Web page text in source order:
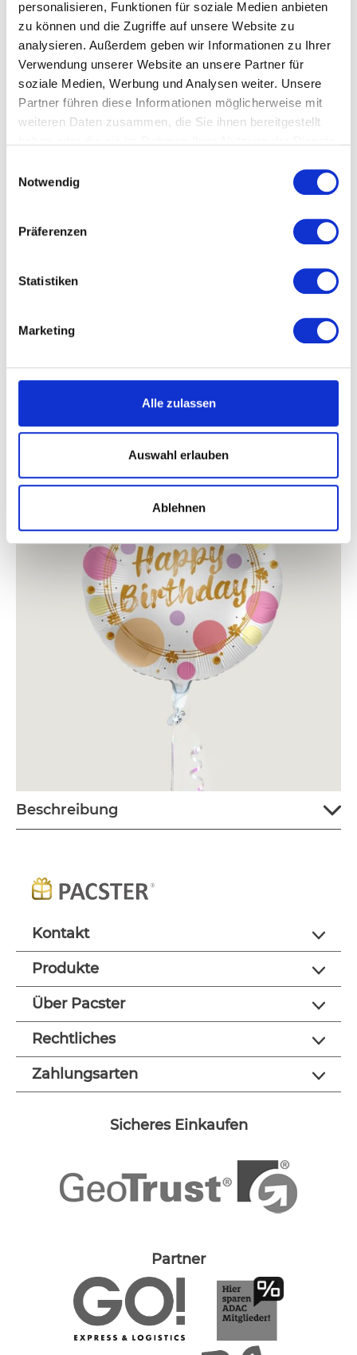
personalisieren, Funktionen für soziale Medien anbieten
zu können und die Zugriffe auf unsere Website zu
analysieren. Außerdem geben wir Informationen zu Ihrer
Verwendung unserer Website an unsere Partner für
soziale Medien, Werbung und Analysen weiter. Unsere
Partner führen diese Informationen möglicherweise mit
weiteren Daten zusammen, die Sie ihnen bereitgestellt
Notwendig
Präferenzen
Statistiken
Marketing
Alle zulassen
Auswahl erlauben
Ablehnen
In diesem Geschenkset enthalten
Beschreibung
Beschreibung
Kontakt
Produkte
Über Pacster
Rechtliches
Zahlungsarten
Sicheres Einkaufen
Partner